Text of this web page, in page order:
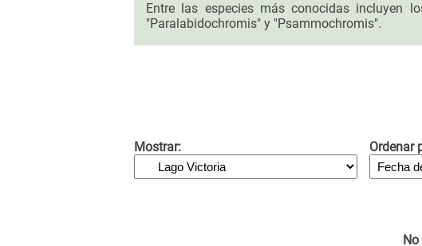
Entre las especies más conocidas incluyen
"Paralabidochromis" y "Psammochromis".
Mostrar: Ordenar